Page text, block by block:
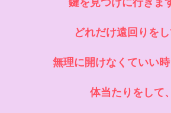
どれだけ遠回りを
無理に開けなくていい時
体当たりをして、